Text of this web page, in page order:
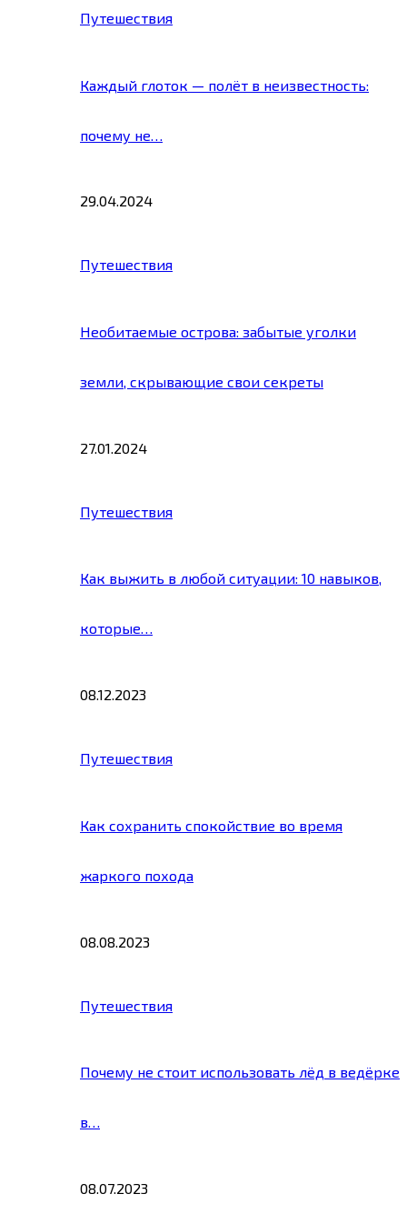
Путешествия
Каждый глоток — полёт в неизвестность:
почему не…
29.04.2024
Путешествия
Необитаемые острова: забытые уголки
земли, скрывающие свои секреты
27.01.2024
Путешествия
Как выжить в любой ситуации: 10 навыков,
которые…
08.12.2023
Путешествия
Как сохранить спокойствие во время
жаркого похода
08.08.2023
Путешествия
Почему не стоит использовать лёд в ведёрке
в…
08.07.2023